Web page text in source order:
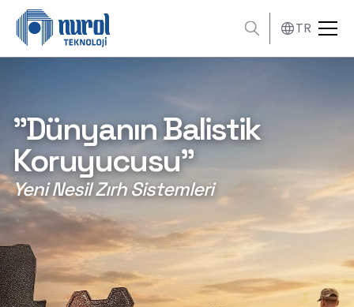
TR
"Dünyanın Balistik
Koruyucusu"
Yeni Nesil Zırh Sistemleri